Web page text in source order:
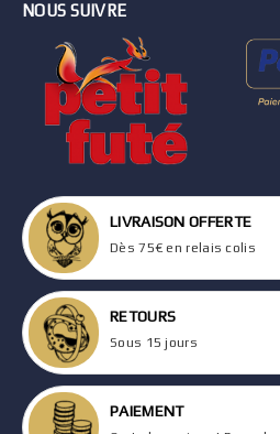
NOUS SUIVRE
LIVRAISON OFFERTE
Dès 75€ en relais colis
RETOURS
Sous 15 jours
PAIEMENT